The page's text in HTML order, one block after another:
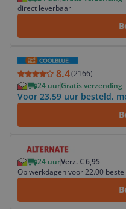
direct leverbaar
8.4(2166)
24 uurGratis verzending
Voor 23.59 uur besteld,
24 uurVerz. € 6,95
Op werkdagen voor 22.00